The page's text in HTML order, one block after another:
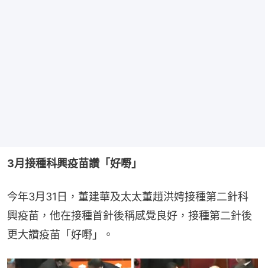
3月接種科興疫苗讚「好嘢」
今年3月31日，董建華及太太董趙洪娉接種第二針科
興疫苗，他在接種首針後稱感覺良好，接種第二針後
更大讚疫苗「好嘢」。